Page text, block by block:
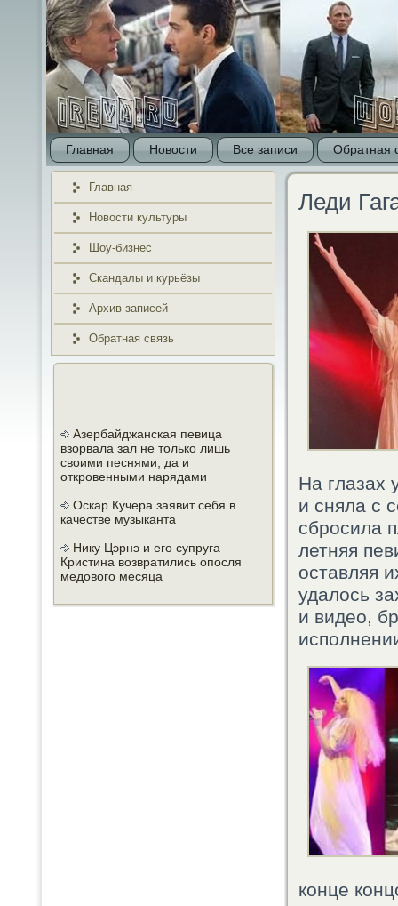
Главная Новости Все записи Обратная
Главная
Новости культуры
Шоу-бизнес
Скандалы и курьёзы
Архив записей
Обратная связь
Азербайджанская певица
взорвала зал не только лишь
своими песнями, да и
откровенными нарядами
Оскар Кучера заявит себя в
качестве музыканта
Нику Цэрнэ и его супруга
Кристина возвратились опосля
медового месяца
Леди
На глазах
и сняла с
сбросила
летняя
оставляя
удалось
и видео,
конце